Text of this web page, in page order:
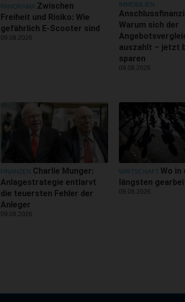
PANORAMA Zwischen
Freiheit und Risiko: Wie
gefährlich E-Scooter sind
09.08.2026
IMMOBILIEN
Warum sich der
auszahlt – jetzt
sparen
09.08.2026
FINANZEN Charlie Munger:
Anlagestrategie entlarvt
die teuersten Fehler der
Anleger
09.08.2026
WIRTSCHAFT Wo in
längsten
09.08.2026